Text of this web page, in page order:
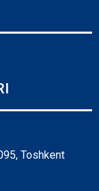
Toshkent